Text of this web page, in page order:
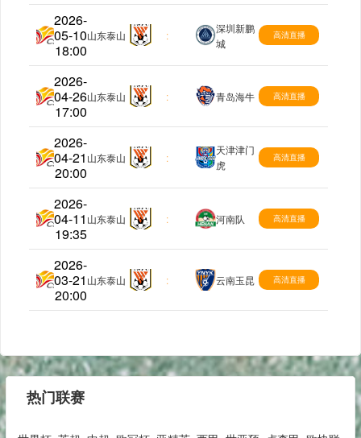
2026-
05-10
18:00
中超
山东泰山 :
深圳新鹏
城
高清直播
2026-
04-26
17:00
中超
山东泰山 : 青岛海牛 高清直播
2026-
04-21
20:00
中超
山东泰山 :
天津津门
虎
高清直播
2026-
04-11
19:35
中超
山东泰山 : 河南队 高清直播
2026-
03-21
20:00
中超
山东泰山 : 云南玉昆 高清直播
热门联赛